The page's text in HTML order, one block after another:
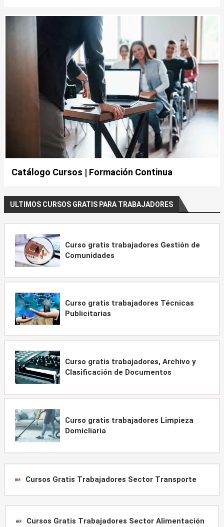
Catálogo Cursos | Formación Continua
ULTIMOS CURSOS GRATIS PARA TRABAJADORES
Curso gratis trabajadores Gestión de
Comunidades
Curso gratis trabajadores Técnicas
Publicitarias
Curso gratis trabajadores, Archivo y
Clasificación de Documentos
Curso gratis trabajadores Limpieza
Domicliaria
Cursos Gratis Trabajadores Sector Transporte
Cursos Gratis Trabajadores Sector Alimentación